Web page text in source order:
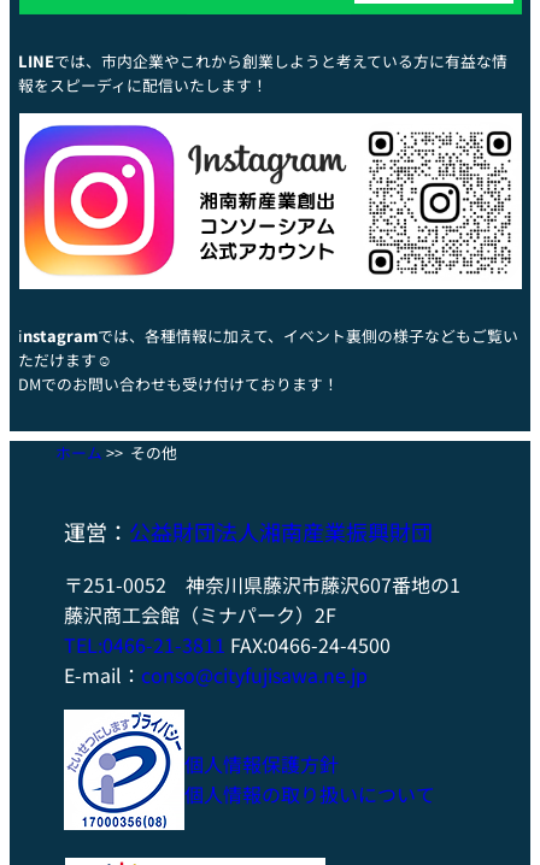
LINEでは、市内企業やこれから創業しようと考えている方に有益な情
報をスピーディに配信いたします！
instagramでは、各種情報に加えて、イベント裏側の様子などもご覧い
ただけます☺
DMでのお問い合わせも受け付けております！
ホーム >> その他
運営： 公益財団法人湘南産業振興財団
〒251-0052 神奈川県藤沢市藤沢607番地の1
藤沢商工会館（ミナパーク）2F
TEL:0466-21-3811 FAX:0466-24-4500
E-mail： conso@cityfujisawa.ne.jp
個人情報保護方針
個人情報の取り扱いについて